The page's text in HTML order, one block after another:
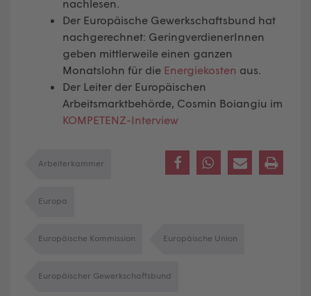
nachlesen.
Der Europäische Gewerkschaftsbund hat
nachgerechnet: GeringverdienerInnen
geben mittlerweile einen ganzen
Monatslohn für die Energiekosten aus.
Der Leiter der Europäischen
Arbeitsmarktbehörde, Cosmin Boiangiu im
KOMPETENZ-Interview
Arbeiterkammer
Europa
Europäische Kommission Europäische Union
Europäischer Gewerkschaftsbund